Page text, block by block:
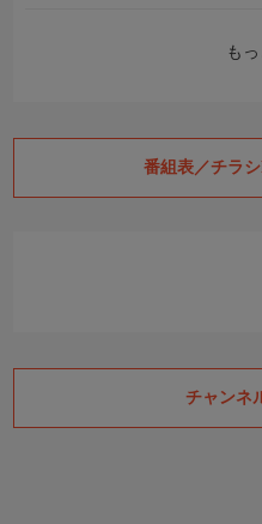
も
番組表／チラ
チャンネ